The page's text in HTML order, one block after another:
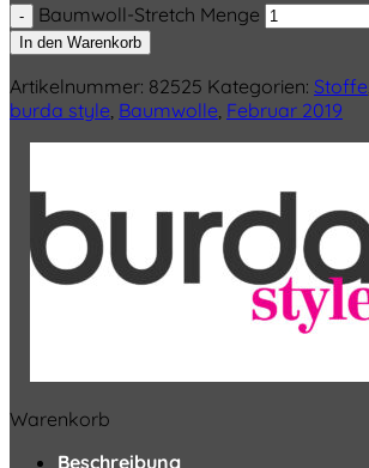
Baumwoll-Stretch Menge
In den Warenkorb
Artikelnummer: 82525 Kategorien: Stoffe
burda style Baumwolle Februar 2019
Warenkorb
Beschreibung